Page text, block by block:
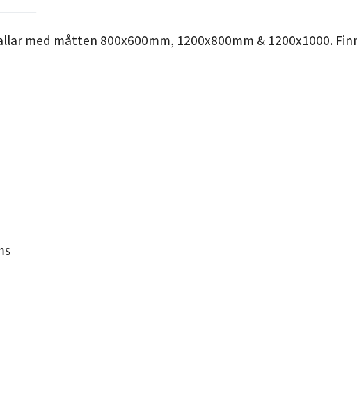
med måtten 800x600mm, 1200x800mm & 1200x1000.